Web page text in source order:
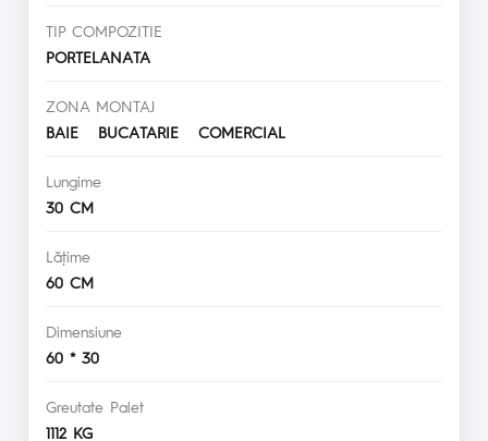
TIP COMPOZITIE
PORTELANATA
ZONA MONTAJ
BAIE BUCATARIE COMERCIAL
Lungime
30 CM
Lăţime
60 CM
Dimensiune
60 * 30
Greutate Palet
1112 KG